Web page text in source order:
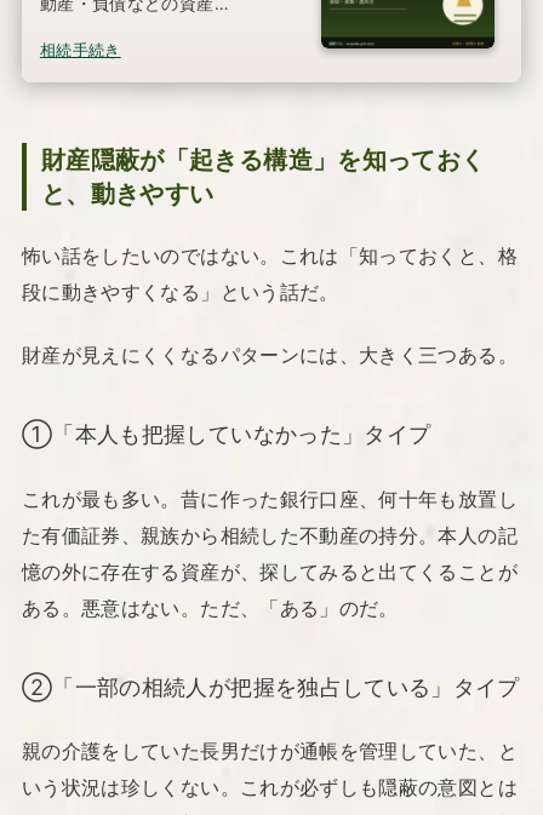
相続手続き
財産隠蔽が「起きる構造」を知っておく
と、動きやすい
怖い話をしたいのではない。これは「知っておくと、格
段に動きやすくなる」という話だ。
財産が見えにくくなるパターンには、大きく三つある。
①「本人も把握していなかった」タイプ
これが最も多い。昔に作った銀行口座、何十年も放置し
た有価証券、親族から相続した不動産の持分。本人の記
憶の外に存在する資産が、探してみると出てくることが
ある。悪意はない。ただ、「ある」のだ。
②「一部の相続人が把握を独占している」タイプ
親の介護をしていた長男だけが通帳を管理していた、と
いう状況は珍しくない。これが必ずしも隠蔽の意図とは